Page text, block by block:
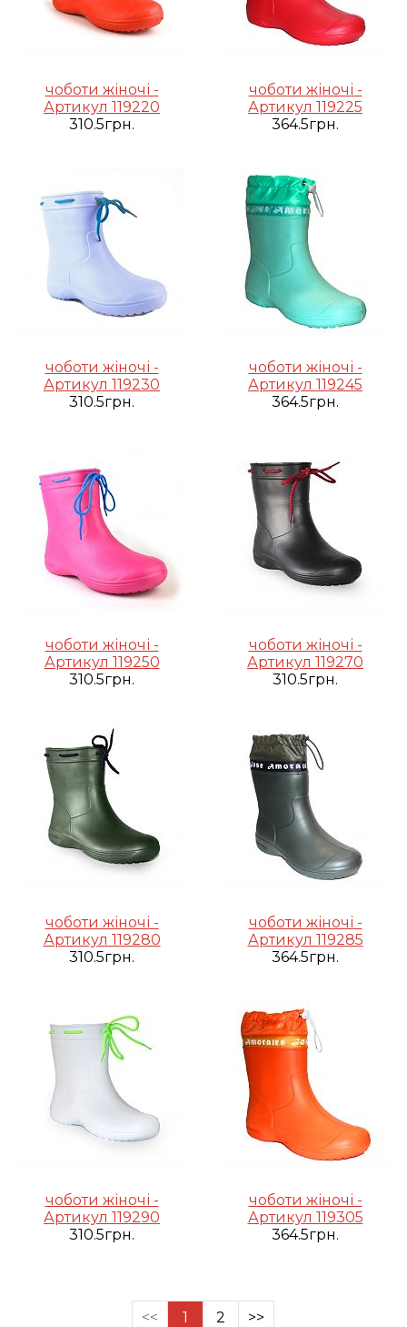
чоботи жіночі -
Артикул 119220
310.5грн.
чоботи жіночі -
Артикул 119225
364.5грн.
чоботи жіночі -
Артикул 119230
310.5грн.
чоботи жіночі -
Артикул 119245
364.5грн.
чоботи жіночі -
Артикул 119250
310.5грн.
чоботи жіночі -
Артикул 119270
310.5грн.
чоботи жіночі -
Артикул 119280
310.5грн.
чоботи жіночі -
Артикул 119285
364.5грн.
чоботи жіночі -
Артикул 119290
310.5грн.
чоботи жіночі -
Артикул 119305
364.5грн.
<< 1 2 >>